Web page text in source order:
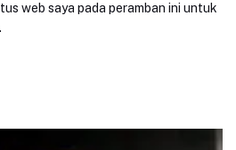
web saya pada peramban ini untuk